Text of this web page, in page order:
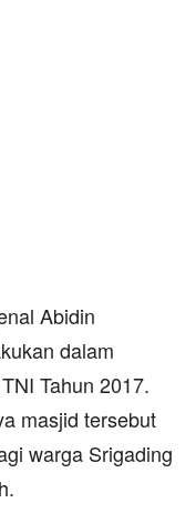
Abidin
dalam
Tahun 2017.
masjid tersebut
warga Srigading